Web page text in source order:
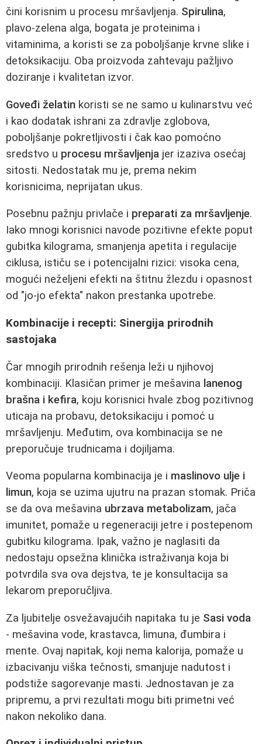
čini korisnim u procesu mršavljenja. Spirulina,
plavo-zelena alga, bogata je proteinima i
vitaminima, a koristi se za poboljšanje krvne slike i
detoksikaciju. Oba proizvoda zahtevaju pažljivo
doziranje i kvalitetan izvor.
Goveđi želatin koristi se ne samo u kulinarstvu već
i kao dodatak ishrani za zdravlje zglobova,
poboljšanje pokretljivosti i čak kao pomoćno
sredstvo u procesu mršavljenja jer izaziva osećaj
sitosti. Nedostatak mu je, prema nekim
korisnicima, neprijatan ukus.
Posebnu pažnju privlače i preparati za mršavljenje.
Iako mnogi korisnici navode pozitivne efekte poput
gubitka kilograma, smanjenja apetita i regulacije
ciklusa, ističu se i potencijalni rizici: visoka cena,
mogući neželjeni efekti na štitnu žlezdu i opasnost
od "jo-jo efekta" nakon prestanka upotrebe.
Kombinacije i recepti: Sinergija prirodnih
sastojaka
Čar mnogih prirodnih rešenja leži u njihovoj
kombinaciji. Klasičan primer je mešavina lanenog
brašna i kefira, koju korisnici hvale zbog pozitivnog
uticaja na probavu, detoksikaciju i pomoć u
mršavljenju. Međutim, ova kombinacija se ne
preporučuje trudnicama i dojiljama.
Veoma popularna kombinacija je i maslinovo ulje i
limun, koja se uzima ujutru na prazan stomak. Priča
se da ova mešavina ubrzava metabolizam, jača
imunitet, pomaže u regeneraciji jetre i postepenom
gubitku kilograma. Ipak, važno je naglasiti da
nedostaju opsežna klinička istraživanja koja bi
potvrdila sva ova dejstva, te je konsultacija sa
lekarom preporučljiva.
Za ljubitelje osvežavajućih napitaka tu je Sasi voda
- mešavina vode, krastavca, limuna, đumbira i
mente. Ovaj napitak, koji nema kalorija, pomaže u
izbacivanju viška tečnosti, smanjuje nadutost i
podstiže sagorevanje masti. Jednostavan je za
pripremu, a prvi rezultati mogu biti primetni već
nakon nekoliko dana.